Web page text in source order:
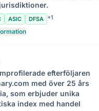
ASIC DFSA +1
efterföljaren
med över 25 års
som erbjuder unika
index med handel